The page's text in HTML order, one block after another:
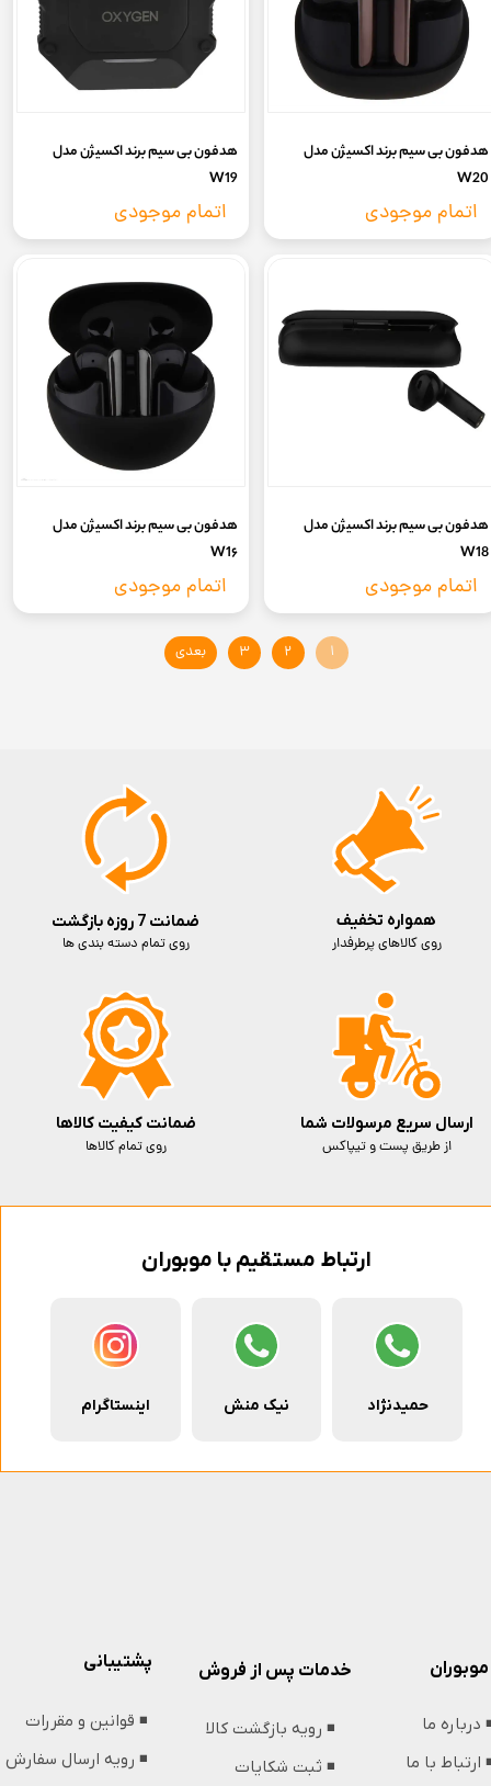
هدفون بی سیم برند اکسیژن مدل
W20
اتمام موجودی
هدفون بی سیم برند اکسیژن مدل
W19
اتمام موجودی
هدفون بی سیم برند اکسیژن مدل
W18
اتمام موجودی
هدفون بی سیم برند اکسیژن مدل
W1۶
اتمام موجودی
۱ ۲ ۳ بعدی
ارتباط مستقیم با موبوران
حمیدنژاد نیک منش اینستاگرام
ضمانت 7 روزه بازگشت
روی تمام دسته بندی ها
ارسال سریع مرسولات شما
از طریق پست و تیپاکس
ضمانت کیفیت کالاها
روی تمام کالاها
همواره تخفیف
روی کالاهای پرطرفدار
پشتیبانی
◾️ قوانین و مقررات
◾️ رویه ارسال سفارش
موبوران
درباره ما
ارتباط با ما
خدمات پس از فروش
◾️ رویه بازگشت کالا
◾️ ثبت شکایات